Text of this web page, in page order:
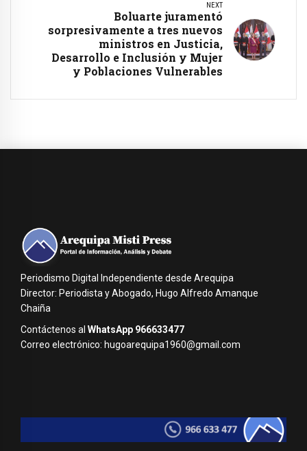
NEXT
Boluarte juramentó
sorpresivamente a tres nuevos
ministros en Justicia,
Desarrollo e Inclusión y Mujer
y Poblaciones Vulnerables
Periodismo Digital Independiente desde Arequipa
Director: Periodista y Abogado, Hugo Alfredo Amanque
Chaiña
Contáctenos al WhatsApp 966633477
Correo electrónico: hugoarequipa1960@gmail.com